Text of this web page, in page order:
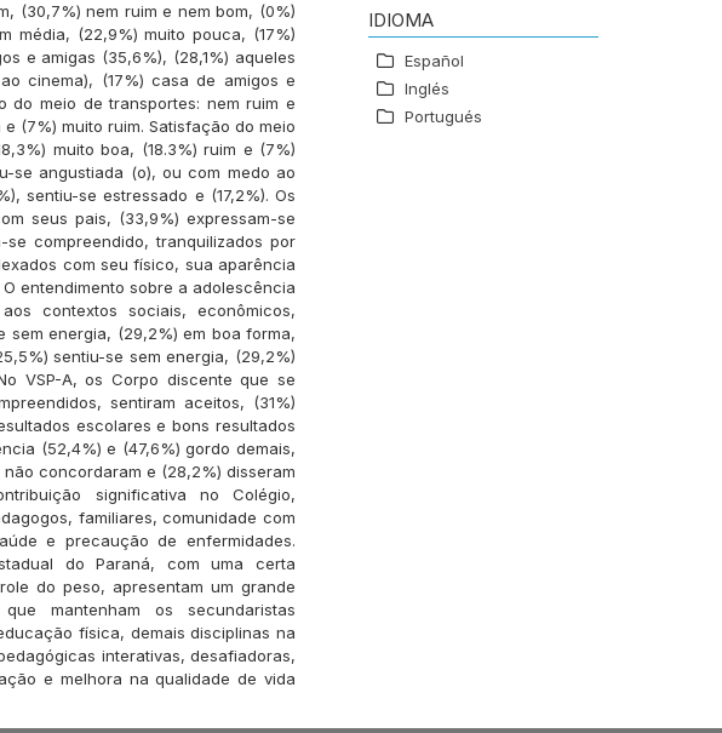
(30,7%) nem ruim e nem bom, (0%)
média, (22,9%) muito pouca, (17%)
e amigas (35,6%), (28,1%) aqueles
cinema), (17%) casa de amigos e
do meio de transportes: nem ruim e
(7%) muito ruim. Satisfação do meio
muito boa, (18.3%) ruim e (7%)
se angustiada (o), ou com medo ao
sentiu-se estressado e (17,2%). Os
seus pais, (33,9%) expressam-se
compreendido, tranquilizados por
com seu físico, sua aparência
entendimento sobre a adolescência
contextos sociais, econômicos,
sem energia, (29,2%) em boa forma,
sentiu-se sem energia, (29,2%)
VSP-A, os Corpo discente que se
sentiram aceitos, (31%)
escolares e bons resultados
(52,4%) e (47,6%) gordo demais,
concordaram e (28,2%) disseram
significativa no Colégio,
familiares, comunidade com
e precaução de enfermidades.
do Paraná, com uma certa
do peso, apresentam um grande
mantenham os secundaristas
física, demais disciplinas na
interativas, desafiadoras,
e melhora na qualidade de vida
IDIOMA
Español
Inglés
Portugués